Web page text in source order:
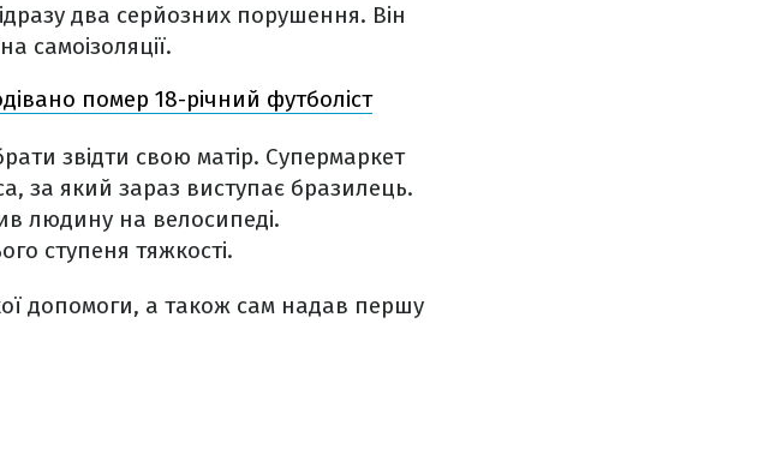
два серйозних порушення. Він
самоізоляції.
помер 18-річний футболіст
звідти свою матір. Супермаркет
за який зараз виступає бразилець.
людину на велосипеді.
ступеня тяжкості.
допомоги, а також сам надав першу